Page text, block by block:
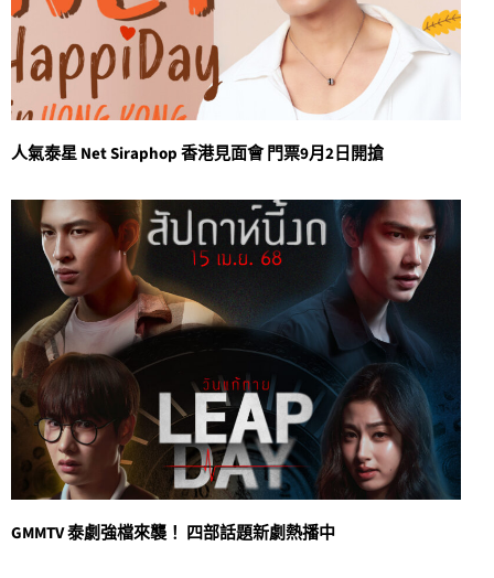
人氣泰星 Net Siraphop 香港見面會 門票9月2日開搶
GMMTV 泰劇強檔來襲！ 四部話題新劇熱播中